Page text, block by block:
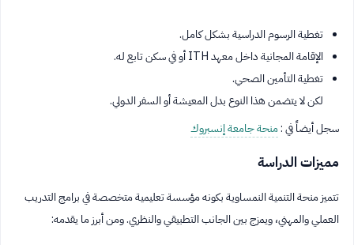
تغطية الرسوم الدراسية بشكل كامل.
الإقامة المجانية داخل معهد ITH أو في سكن تابع له.
تغطية التأمين الصحي.
لكن لا يتضمن هذا النوع بدل المعيشة أو السفر الدولي.
سجل أيضاً في :منحة جامعة إنسبروك
مميزات الدراسة
تتميز منحة التنمية النمساوية بكونه مؤسسة تعليمية متخصصة في برامج التدريب
العملي والمهني، ويمزج بين الجانب التطبيقي والنظري. ومن أبرز ما يقدمه: